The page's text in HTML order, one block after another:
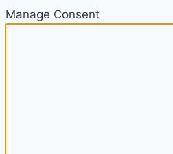
Manage Consent